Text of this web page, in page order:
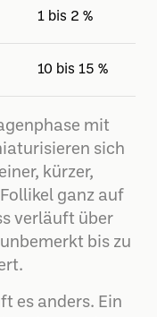
1 bis 2 %
10 bis 15 %
mit
sich
kürzer,
ganz auf
verläuft über
bis zu
es anders. Ein